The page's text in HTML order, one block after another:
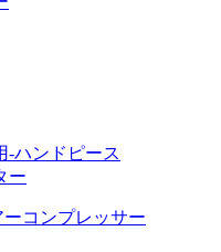
-ハンドピース
ー
コンプレッサー